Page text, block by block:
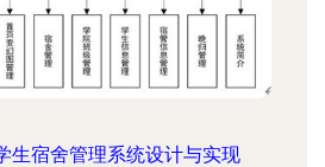
生宿舍管理系统设计与实现